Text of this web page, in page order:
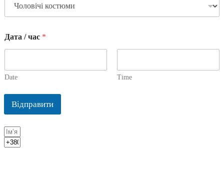
Дата / час *
Date Time
Відправити